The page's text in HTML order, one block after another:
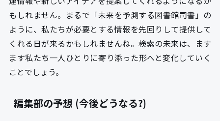
もしれません。まるで「未来を予測する図書館司書」の
ように、私たちが必要とする情報を先回りして提供して
くれる日が来るかもしれませんね。検索の未来は、ます
ます私たち一人ひとりに寄り添った形へと変化していく
ことでしょう。
編集部の予想 (今後どうなる?)